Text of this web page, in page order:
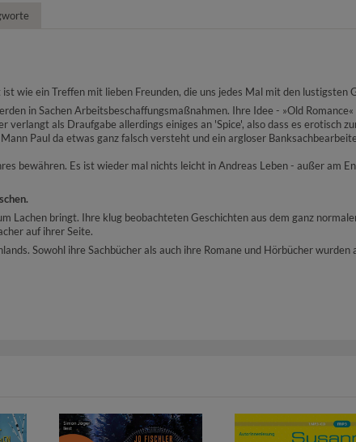
ist wie ein Treffen mit lieben Freunden, die uns jedes Mal mit den lustigsten
in Sachen Arbeitsbeschaffungsmaßnahmen. Ihre Idee - »Old
als Draufgabe allerdings einiges an 'Spice', also dass es erotisch
Paul da etwas ganz falsch versteht und ein argloser
bewähren. Es ist wieder mal nichts leicht in Andreas Leben - außer am
Lachen bringt. Ihre klug beobachteten Geschichten aus dem ganz
auf ihrer Seite.
Sowohl ihre Sachbücher als auch ihre Romane und Hörbücher